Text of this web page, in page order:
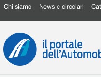
Chi siamo News e circolari